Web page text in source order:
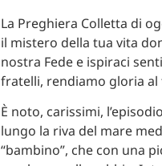
La Preghiera Colletta di
il mistero della tua vita
nostra Fede e ispiraci
fratelli, rendiamo gloria al
È noto, carissimi,
lungo la riva del mare
“bambino”, che con una